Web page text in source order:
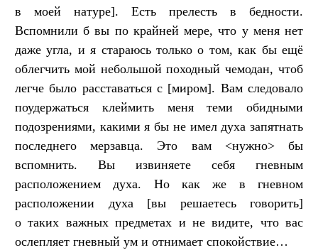
в моей натуре]. Есть прелесть в бедности.
Вспомнили б вы по крайней мере, что у меня нет
даже угла, и я стараюсь только о том, как бы ещё
облегчить мой небольшой походный чемодан, чтоб
легче было расставаться с [миром]. Вам следовало
поудержаться клеймить меня теми обидными
подозрениями, какими я бы не имел духа запятнать
последнего мерзавца. Это вам <нужно> бы
вспомнить. Вы извиняете себя гневным
расположением духа. Но как же в гневном
расположении духа [вы решаетесь говорить]
о таких важных предметах и не видите, что вас
ослепляет гневный ум и отнимает спокойствие…